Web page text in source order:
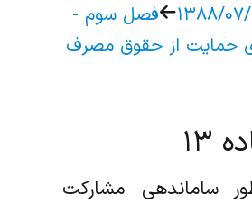
فصل سوم -
حمایت از حقوق مصرف
منظور ساماندهی مشارکت